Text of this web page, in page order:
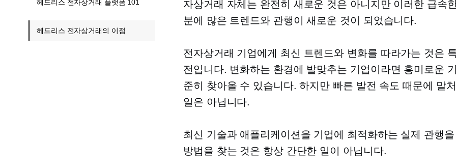
자상거래 자체는 완전히 새로운 것은 아니지만 이러한 급속
분에 많은 트렌드와 관행이 새로운 것이 되었습니다.
전자상거래 기업에게 최신 트렌드와 변화를 따라가는 것은
전입니다. 변화하는 환경에 발맞추는 기업이라면 흥미로운
준히 찾아올 수 있습니다. 하지만 빠른 발전 속도 때문에 말
일은 아닙니다.
최신 기술과 애플리케이션을 기업에 최적화하는 실제 관행
방법을 찾는 것은 항상 간단한 일이 아닙니다.
헤드리스 전자상거래 플랫폼 101
헤드리스 전자상거래의 이점